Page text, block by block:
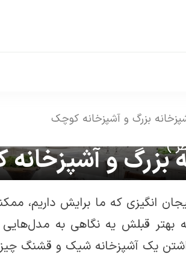
انگیزی که ما برایش داریم،
قبلش یه نگاهی به
داشتن یک آشپزخانه شیک و قشنگ